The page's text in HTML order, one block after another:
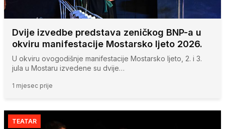
Dvije izvedbe predstava zeničkog BNP-a u
okviru manifestacije Mostarsko ljeto 2026.
U okviru ovogodišnje manifestacije Mostarsko ljeto, 2. i 3.
jula u Mostaru izvedene su dvije…
1 mjesec prije
TEATAR